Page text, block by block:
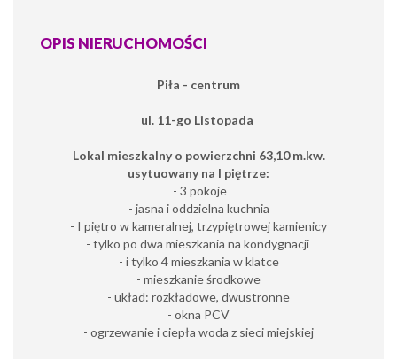
OPIS NIERUCHOMOŚCI
Piła - centrum
ul. 11-go Listopada
Lokal mieszkalny o powierzchni 63,10 m.kw.
usytuowany na I piętrze:
- 3 pokoje
- jasna i oddzielna kuchnia
- I piętro w kameralnej, trzypiętrowej kamienicy
- tylko po dwa mieszkania na kondygnacji
- i tylko 4 mieszkania w klatce
- mieszkanie środkowe
- układ: rozkładowe, dwustronne
- okna PCV
- ogrzewanie i ciepła woda z sieci miejskiej